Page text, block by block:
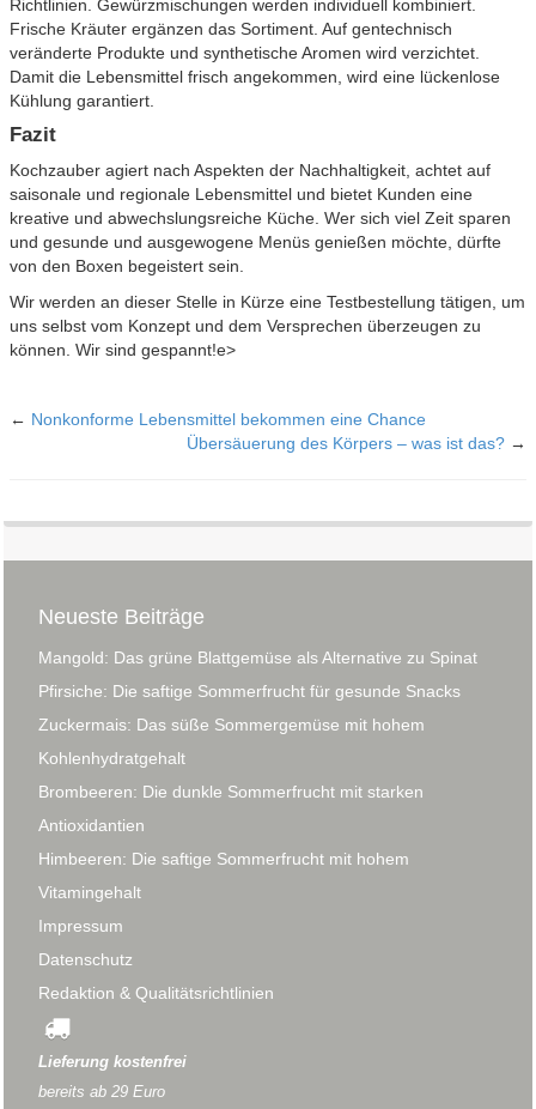
Richtlinien. Gewürzmischungen werden individuell kombiniert.
Frische Kräuter ergänzen das Sortiment. Auf gentechnisch
veränderte Produkte und synthetische Aromen wird verzichtet.
Damit die Lebensmittel frisch angekommen, wird eine lückenlose
Kühlung garantiert.
Fazit
Kochzauber agiert nach Aspekten der Nachhaltigkeit, achtet auf
saisonale und regionale Lebensmittel und bietet Kunden eine
kreative und abwechslungsreiche Küche. Wer sich viel Zeit sparen
und gesunde und ausgewogene Menüs genießen möchte, dürfte
von den Boxen begeistert sein.
Wir werden an dieser Stelle in Kürze eine Testbestellung tätigen, um
uns selbst vom Konzept und dem Versprechen überzeugen zu
können. Wir sind gespannt!e>
← Nonkonforme Lebensmittel bekommen eine Chance
Übersäuerung des Körpers – was ist das? →
Neueste Beiträge
Mangold: Das grüne Blattgemüse als Alternative zu Spinat
Pfirsiche: Die saftige Sommerfrucht für gesunde Snacks
Zuckermais: Das süße Sommergemüse mit hohem
Kohlenhydratgehalt
Brombeeren: Die dunkle Sommerfrucht mit starken
Antioxidantien
Himbeeren: Die saftige Sommerfrucht mit hohem
Vitamingehalt
Impressum
Datenschutz
Redaktion & Qualitätsrichtlinien
Lieferung kostenfrei
bereits ab 29 Euro